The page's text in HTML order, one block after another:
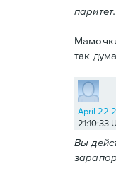
паритет.
так
April 22
21:10:33
Вы